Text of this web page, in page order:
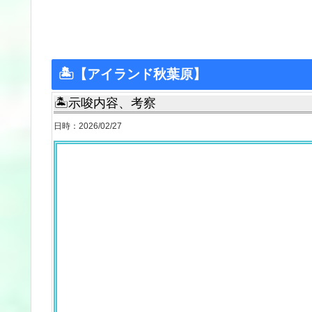
🏝【アイランド秋葉原】
🏝示唆内容、考察
日時：2026/02/27